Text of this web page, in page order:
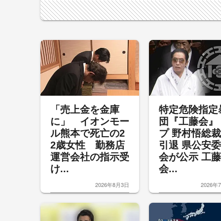
「売上金を金庫
に」 イオンモー
ル熊本で死亡の2
2歳女性 勤務店
運営会社の指示受
け...
2026年8月3日
特定危険指定
団『工藤会』
プ 野村悟総
引退 県公安
会が公示 工藤
会...
2026年